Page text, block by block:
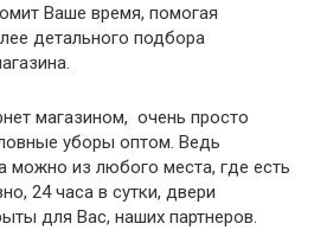
Ваше время, помогая
детального подбора
магазином, очень просто
уборы оптом. Ведь
можно из любого места, где есть
24 часа в сутки, двери
для Вас, наших партнеров.